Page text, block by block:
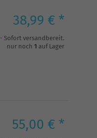
38,99 € *
- Sofort versandbereit.
nur noch 1 auf Lager
55,00 € *